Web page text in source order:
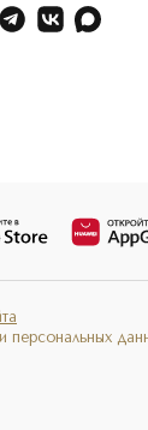
персональных